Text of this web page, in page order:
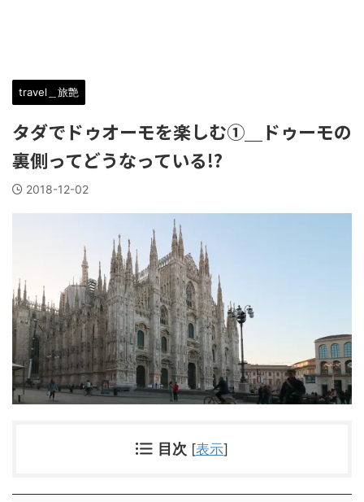
travel＿旅艶
タダでドゥオーモを楽しむ①＿ドゥーモの
裏側ってどうなっている!?
2018-12-02
目次 [表示]